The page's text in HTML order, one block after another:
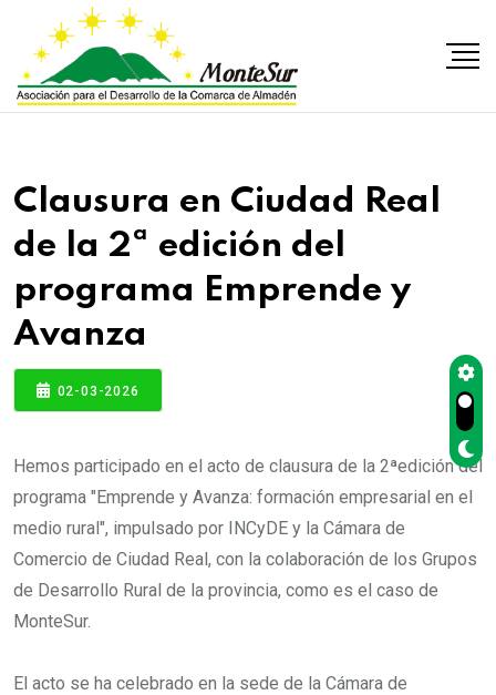
Clausura en Ciudad Real
de la 2ª edición del
programa Emprende y
Avanza
02-03-2026
Hemos participado en el acto de clausura de la 2ªedición del
programa "Emprende y Avanza: formación empresarial en el
medio rural", impulsado por INCyDE y la Cámara de
Comercio de Ciudad Real, con la colaboración de los Grupos
de Desarrollo Rural de la provincia, como es el caso de
MonteSur.
El acto se ha celebrado en la sede de la Cámara de